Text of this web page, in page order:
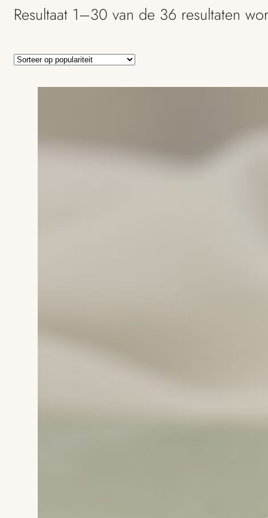
Resultaat 1–30 van de 36 resultaten